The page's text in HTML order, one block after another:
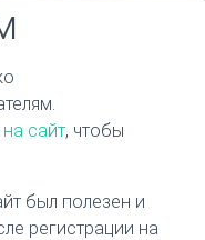
сайт, чтобы
был полезен и
регистрации на